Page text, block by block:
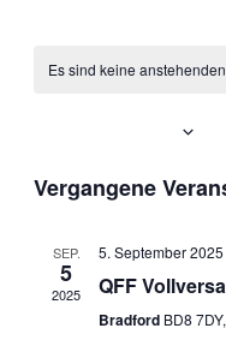
Es sind keine
wählen.
Vergangene
SEP.
5
2025
5. September 2025
QFF
Bradford BD8